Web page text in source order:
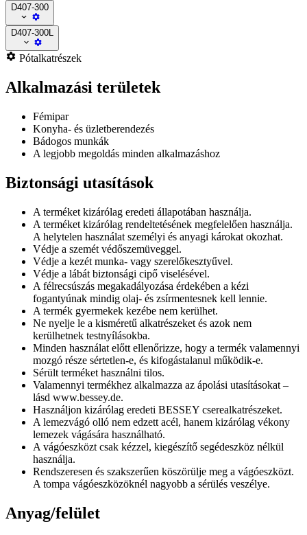
D407-300
D407-300L
Pótalkatrészek
Alkalmazási területek
Fémipar
Konyha- és üzletberendezés
Bádogos munkák
A legjobb megoldás minden alkalmazáshoz
Biztonsági utasítások
A terméket kizárólag eredeti állapotában használja.
A terméket kizárólag rendeltetésének megfelelően használja.
A helytelen használat személyi és anyagi károkat okozhat.
Védje a szemét védőszemüveggel.
Védje a kezét munka- vagy szerelőkesztyűvel.
Védje a lábát biztonsági cipő viselésével.
A félrecsúszás megakadályozása érdekében a kézi
fogantyúnak mindig olaj- és zsírmentesnek kell lennie.
A termék gyermekek kezébe nem kerülhet.
Ne nyelje le a kisméretű alkatrészeket és azok nem
kerülhetnek testnyílásokba.
Minden használat előtt ellenőrizze, hogy a termék valamennyi
mozgó része sértetlen-e, és kifogástalanul működik-e.
Sérült terméket használni tilos.
Valamennyi termékhez alkalmazza az ápolási utasításokat –
lásd www.bessey.de.
Használjon kizárólag eredeti BESSEY cserealkatrészeket.
A lemezvágó olló nem edzett acél, hanem kizárólag vékony
lemezek vágására használható.
A vágóeszközt csak kézzel, kiegészítő segédeszköz nélkül
használja.
Rendszeresen és szakszerűen köszörülje meg a vágóeszközt.
A tompa vágóeszközöknél nagyobb a sérülés veszélye.
Anyag/felület